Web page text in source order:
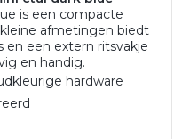
is een compacte
afmetingen biedt
en een extern ritsvakje
en handig.
hardware